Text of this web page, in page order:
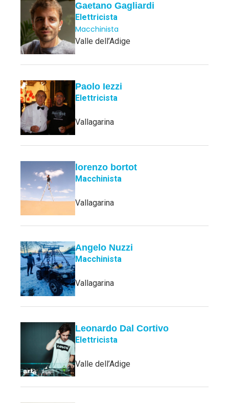
Gaetano Gagliardi
Elettricista
Macchinista
Valle dell’Adige
Paolo Iezzi
Elettricista
Vallagarina
lorenzo bortot
Macchinista
Vallagarina
Angelo Nuzzi
Macchinista
Vallagarina
Leonardo Dal Cortivo
Elettricista
Valle dell’Adige